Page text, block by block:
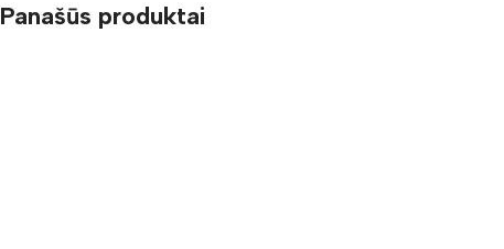
Panašūs produktai